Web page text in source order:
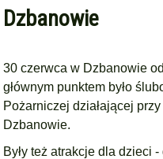
Dzbanowie
30 czerwca w Dzbanowie
głównym punktem było
Pożarniczej działającej
Dzbanowie.
Były też atrakcje dla dzieci